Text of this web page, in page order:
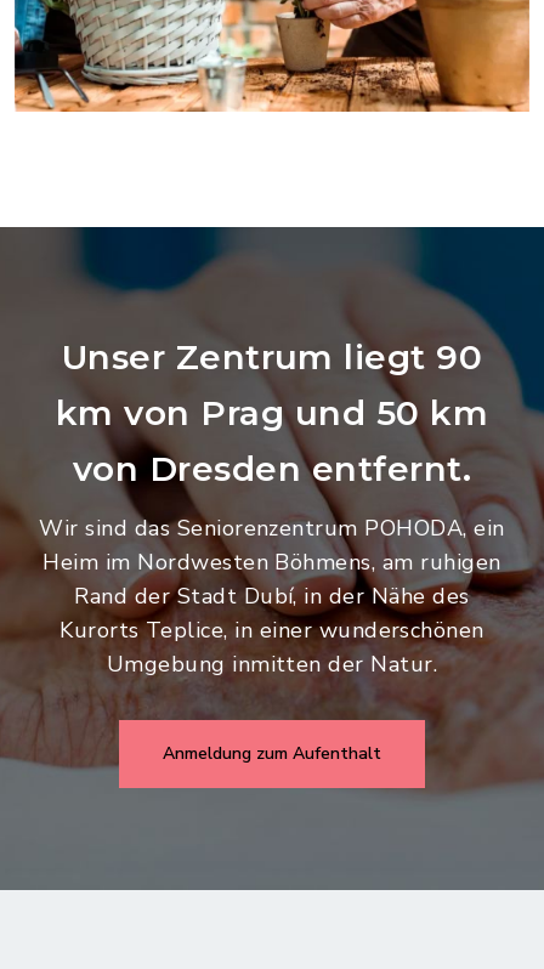
Unser Zentrum liegt 90
km von Prag und 50 km
von Dresden entfernt.
Wir sind das Seniorenzentrum POHODA, ein
Heim im Nordwesten Böhmens, am ruhigen
Rand der Stadt Dubí, in der Nähe des
Kurorts Teplice, in einer wunderschönen
Umgebung inmitten der Natur.
Anmeldung zum Aufenthalt